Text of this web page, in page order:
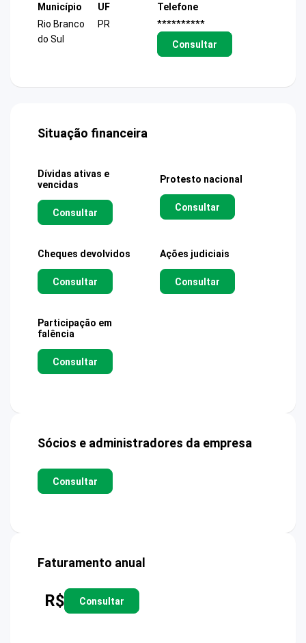
Município
Rio Branco
do Sul
UF
PR
Telefone
**********
Consultar
Situação financeira
Dívidas ativas e
vencidas
Consultar
Protesto nacional
Consultar
Cheques devolvidos
Consultar
Ações judiciais
Consultar
Participação em
falência
Consultar
Sócios e administradores da empresa
Consultar
Faturamento anual
R$ Consultar